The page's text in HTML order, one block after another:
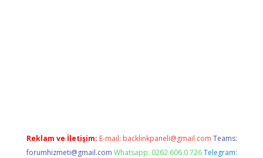
Reklam ve İletişim: E-mail: backlinkpaneli@gmail.com Teams:
forumhizmeti@gmail.com Whatsapp: 0262 606 0 726 Telegram: